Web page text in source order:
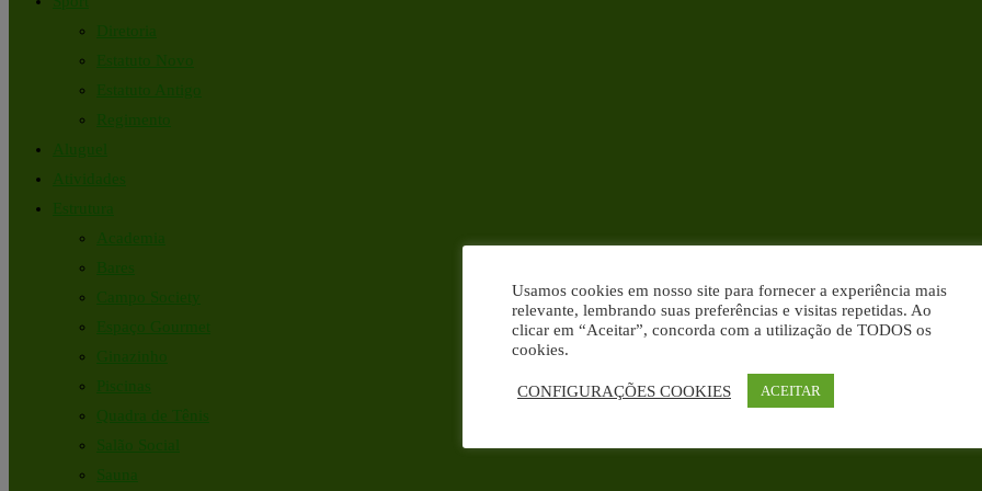
Diretoria
Estatuto Novo
Estatuto Antigo
Regimento
Aluguel
Atividades
Estrutura
Academia
Bares
Campo Society
Espaço Gourmet
Ginazinho
Piscinas
Quadra de Tênis
Salão Social
Sauna
Usamos cookies em nosso site para fornecer a experiência mais
relevante, lembrando suas preferências e visitas repetidas. Ao
clicar em “Aceitar”, concorda com a utilização de TODOS os
cookies.
CONFIGURAÇÕES COOKIES ACEITAR